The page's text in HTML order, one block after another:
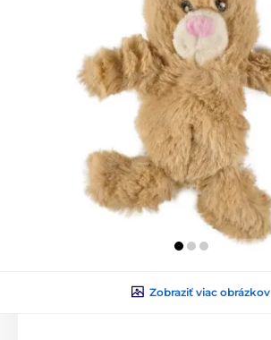
Zobraziť viac obrázkov